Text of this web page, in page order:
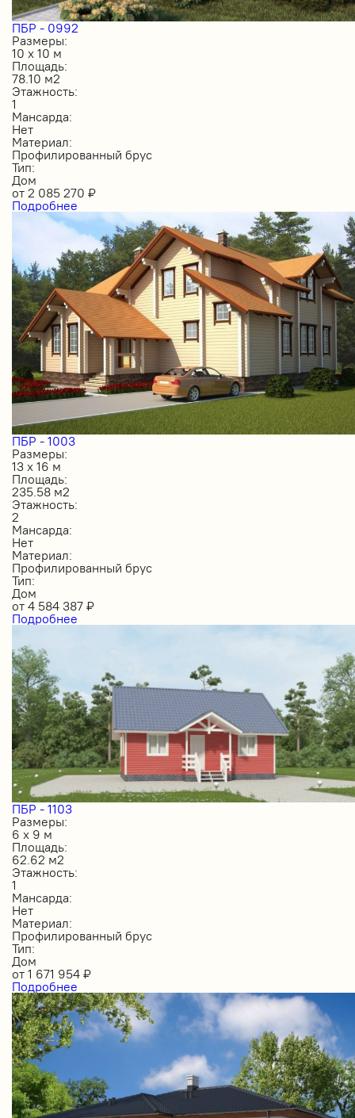
ПБР - 0992
Размеры:
10 х 10 м
Площадь:
78.10 м2
Этажность:
1
Мансарда:
Нет
Материал:
Профилированный брус
Тип:
Дом
от 2 085 270 ₽
Подробнее
ПБР - 1003
Размеры:
13 х 16 м
Площадь:
235.58 м2
Этажность:
2
Мансарда:
Нет
Материал:
Профилированный брус
Тип:
Дом
от 4 584 387 ₽
Подробнее
ПБР - 1103
Размеры:
6 х 9 м
Площадь:
62.62 м2
Этажность:
1
Мансарда:
Нет
Материал:
Профилированный брус
Тип:
Дом
от 1 671 954 ₽
Подробнее